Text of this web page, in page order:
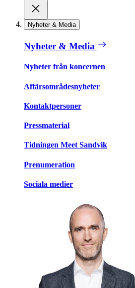
Nyheter & Media
Nyheter & Media
Nyheter från koncernen
Affärsområdesnyheter
Kontaktpersoner
Pressmaterial
Tidningen Meet Sandvik
Prenumeration
Sociala medier